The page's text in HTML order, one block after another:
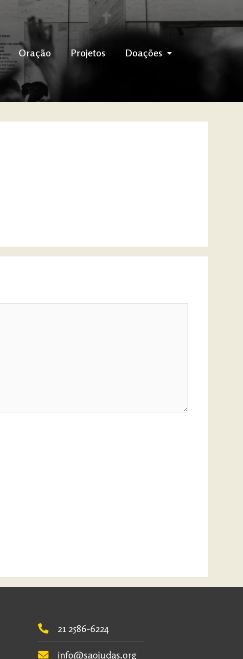
Oração Projetos Doações
21 2586-6224
info@saojudas.org